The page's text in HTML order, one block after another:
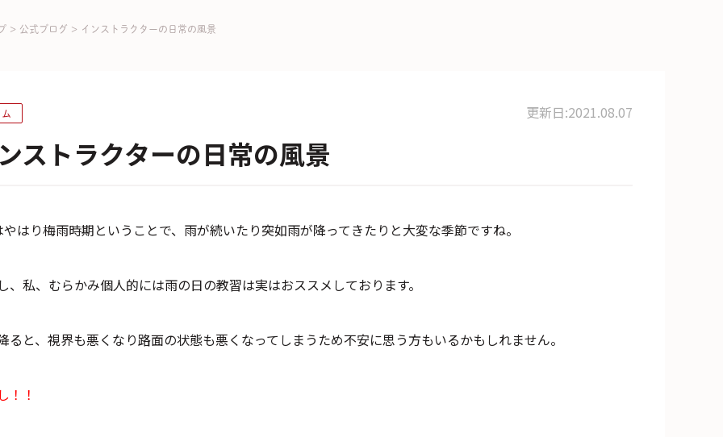
> 公式ブログ > インストラクターの日常の風景
更新日:2021.08.07
ストラクターの日常の風景
はり梅雨時期ということで、雨が続いたり突如雨が降ってきたりと大変な季節ですね。
、私、むらかみ個人的には雨の日の教習は実はおススメしております。
ると、視界も悪くなり路面の状態も悪くなってしまうため不安に思う方もいるかもしれません。
！！